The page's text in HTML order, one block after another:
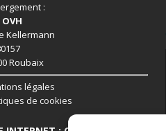
:
OVH
Kellermann
Roubaix
légales
de cookies